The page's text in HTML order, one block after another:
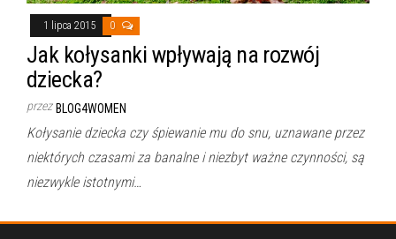
1 lipca 2015 0
Jak kołysanki wpływają na rozwój
dziecka?
przez BLOG4WOMEN
Kołysanie dziecka czy śpiewanie mu do snu, uznawane przez
niektórych czasami za banalne i niezbyt ważne czynności, są
niezwykle istotnymi…